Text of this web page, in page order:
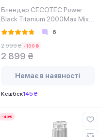
Блендер CECOTEC Power
Black Titanium 2000Max Mix
Go
6
2 999 ₴ -100 ₴
2 899 ₴
Немає в наявності
Кешбек145 ₴
-40%